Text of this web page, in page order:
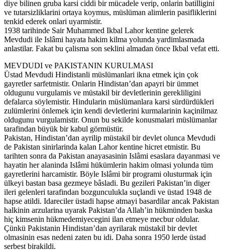
diye bilinen gruba karsi ciddi bir mücadele verip, onlarin batilligini
ve tutarsizliklarini ortaya koymus, müslüman alimlerin pasifliklerini
tenkid ederek onlari uyarmistir.
1938 tarihinde Sair Muhammed Ikbal Lahor kentine gelerek
Mevdudi ile Islâmi hayata hakim kilma yolunda yardimlasmada
anlastilar. Fakat bu çalisma son seklini almadan önce Ikbal vefat etti.
MEVDUDI ve PAKISTANIN KURULMASI
Üstad Mevdudi Hindistanli müslümanlari ikna etmek için çok
gayretler sarfetmistir. Onlarin Hindistan’dan apayri bir ümmet
oldugunu vurgulamis ve müstakil bir devletlerinin gerekliligini
defalarca söylemistir. Hindularin müslümanlara karsi sürdürdükleri
zulümlerini önlemek için kendi devletlerini kurmalarinin kaçinilmaz
oldugunu vurgulamistir. Onun bu sekilde konusmalari müslümanlar
tarafindan büyük bir kabul görmüstür.
Pakistan, Hindistan’dan ayrilip müstakil bir devlet olunca Mevdudi
de Pakistan sinirlarinda kalan Lahor kentine hicret etmistir. Bu
tarihten sonra da Pakistan anayasasinin Islâmi esaslara dayanmasi ve
hayatin her alaninda Islâmi hükümlerin hakim olmasi yolunda tüm
gayretlerini harcamistir. Böyle Islâmi bir programi olusturmak için
ülkeyi bastan basa gezmeye bâsladi. Bu gezileri Pakistan’in diger
ileri gelenleri tarafindan bozgunculukla suçlandi ve üstad 1948 de
hapse atildi. Idareciler üstadi hapse atmayi basardilar ancak Pakistan
halkinin arzularina uyarak Pakistan’da Allah’in hükmünden baska
hiç kimsenin hükmedemiyecegini ilan etmeye mecbur oldular.
Çünkü Pakistanin Hindistan’dan ayrilarak müstakil bir devlet
olmasinin esas nedeni zaten bu idi. Daha sonra 1950 lerde üstad
serbest birakildi.